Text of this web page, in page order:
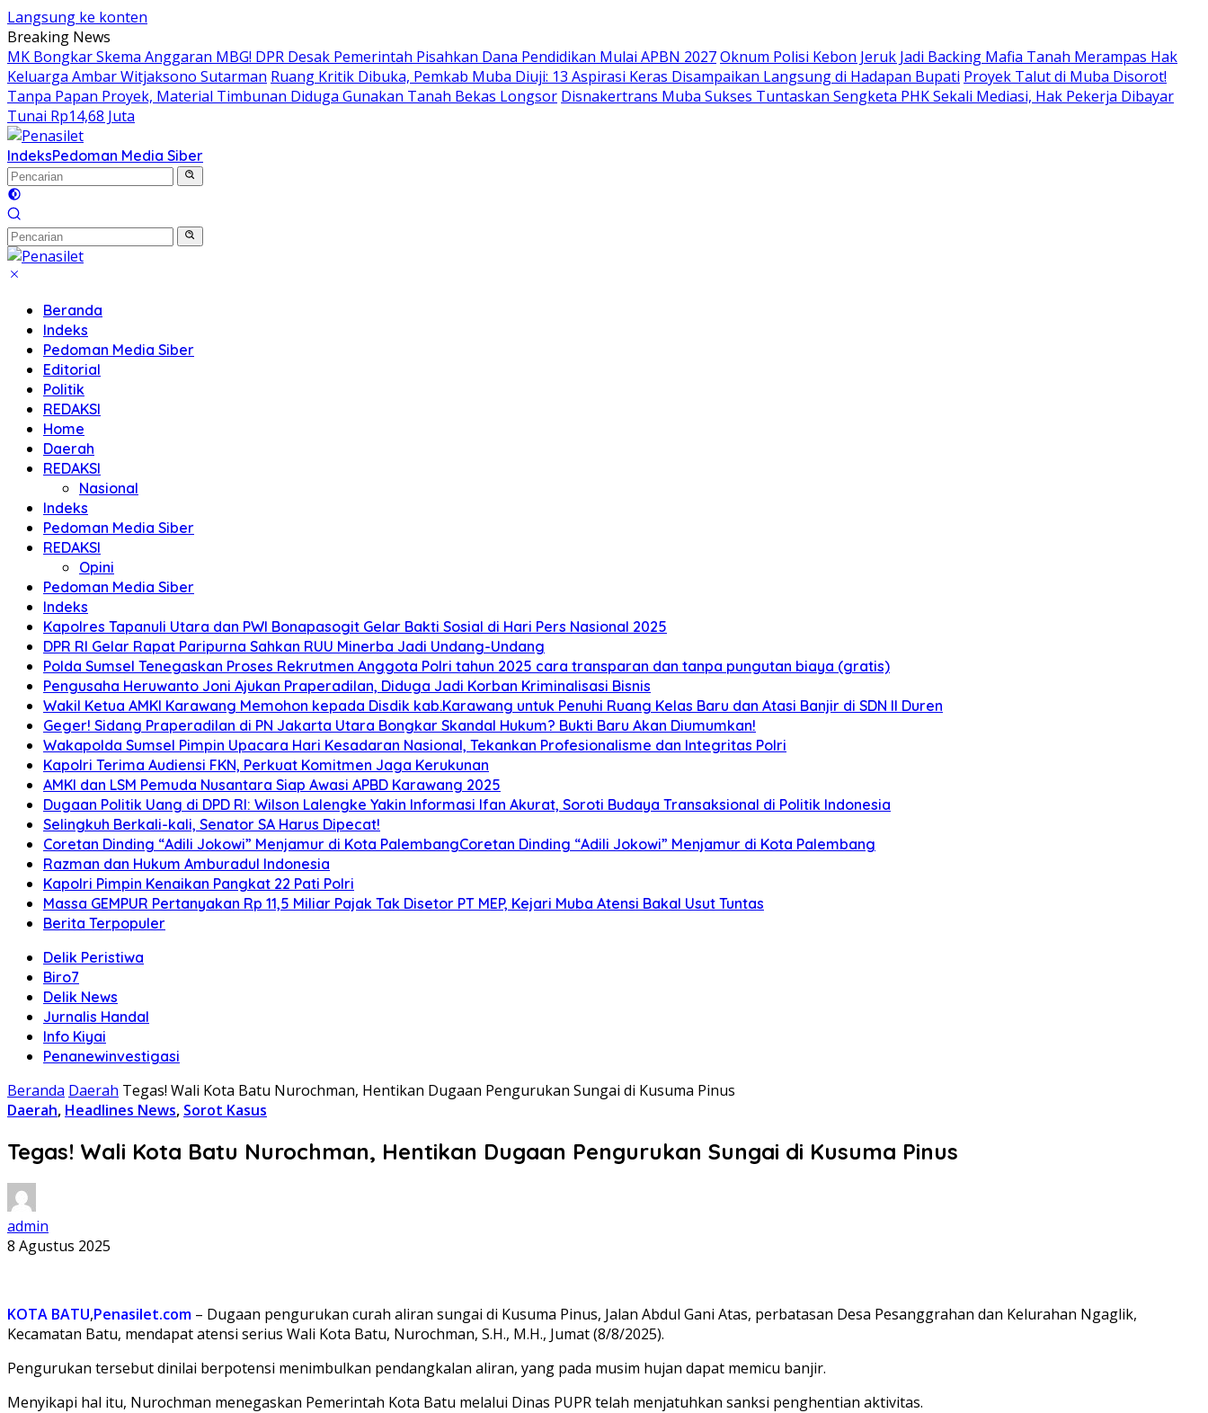
Langsung ke konten
Breaking News
MK Bongkar Skema Anggaran MBG! DPR Desak Pemerintah Pisahkan Dana Pendidikan Mulai APBN 2027Oknum Polisi Kebon Jeruk Jadi Backing Mafia Tanah Merampas Hak
Keluarga Ambar Witjaksono Sutarman Ruang Kritik Dibuka, Pemkab Muba Diuji: 13 Aspirasi Keras Disampaikan Langsung di Hadapan Bupati Proyek Talut di Muba Disorot!
Tanpa Papan Proyek, Material Timbunan Diduga Gunakan Tanah Bekas Longsor Disnakertrans Muba Sukses Tuntaskan Sengketa PHK Sekali Mediasi, Hak Pekerja Dibayar
Tunai Rp14,68 Juta
IndeksPedoman Media Siber
Beranda
Indeks
Pedoman Media Siber
Editorial
Politik
REDAKSI
Home
Daerah
REDAKSI
Nasional
Indeks
Pedoman Media Siber
REDAKSI
Opini
Pedoman Media Siber
Indeks
Kapolres Tapanuli Utara dan PWI Bonapasogit Gelar Bakti Sosial di Hari Pers Nasional 2025
DPR RI Gelar Rapat Paripurna Sahkan RUU Minerba Jadi Undang-Undang
Polda Sumsel Tenegaskan Proses Rekrutmen Anggota Polri tahun 2025 cara transparan dan tanpa pungutan biaya (gratis)
Pengusaha Heruwanto Joni Ajukan Praperadilan, Diduga Jadi Korban Kriminalisasi Bisnis
Wakil Ketua AMKI Karawang Memohon kepada Disdik kab.Karawang untuk Penuhi Ruang Kelas Baru dan Atasi Banjir di SDN II Duren
Geger! Sidang Praperadilan di PN Jakarta Utara Bongkar Skandal Hukum? Bukti Baru Akan Diumumkan!
Wakapolda Sumsel Pimpin Upacara Hari Kesadaran Nasional, Tekankan Profesionalisme dan Integritas Polri
Kapolri Terima Audiensi FKN, Perkuat Komitmen Jaga Kerukunan
AMKI dan LSM Pemuda Nusantara Siap Awasi APBD Karawang 2025
Dugaan Politik Uang di DPD RI: Wilson Lalengke Yakin Informasi Ifan Akurat, Soroti Budaya Transaksional di Politik Indonesia
Selingkuh Berkali-kali, Senator SA Harus Dipecat!
Coretan Dinding “Adili Jokowi” Menjamur di Kota PalembangCoretan Dinding “Adili Jokowi” Menjamur di Kota Palembang
Razman dan Hukum Amburadul Indonesia
Kapolri Pimpin Kenaikan Pangkat 22 Pati Polri
Massa GEMPUR Pertanyakan Rp 11,5 Miliar Pajak Tak Disetor PT MEP, Kejari Muba Atensi Bakal Usut Tuntas
Berita Terpopuler
Delik Peristiwa
Biro7
Delik News
Jurnalis Handal
Info Kiyai
Penanewinvestigasi
Beranda Daerah Tegas! Wali Kota Batu Nurochman, Hentikan Dugaan Pengurukan Sungai di Kusuma Pinus
Daerah, Headlines News, Sorot Kasus
Tegas! Wali Kota Batu Nurochman, Hentikan Dugaan Pengurukan Sungai di Kusuma Pinus
admin
8 Agustus 2025
KOTA BATU,Penasilet.com – Dugaan pengurukan curah aliran sungai di Kusuma Pinus, Jalan Abdul Gani Atas, perbatasan Desa Pesanggrahan dan Kelurahan Ngaglik,
Kecamatan Batu, mendapat atensi serius Wali Kota Batu, Nurochman, S.H., M.H., Jumat (8/8/2025).
Pengurukan tersebut dinilai berpotensi menimbulkan pendangkalan aliran, yang pada musim hujan dapat memicu banjir.
Menyikapi hal itu, Nurochman menegaskan Pemerintah Kota Batu melalui Dinas PUPR telah menjatuhkan sanksi penghentian aktivitas.